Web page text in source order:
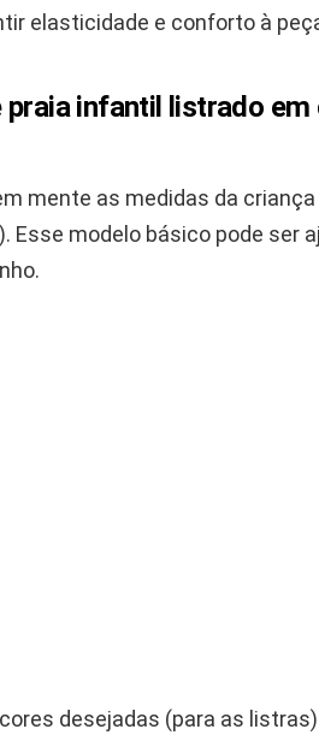
elasticidade e conforto à
infantil listrado em
mente as medidas da
Esse modelo básico pode ser
desejadas (para as listras)